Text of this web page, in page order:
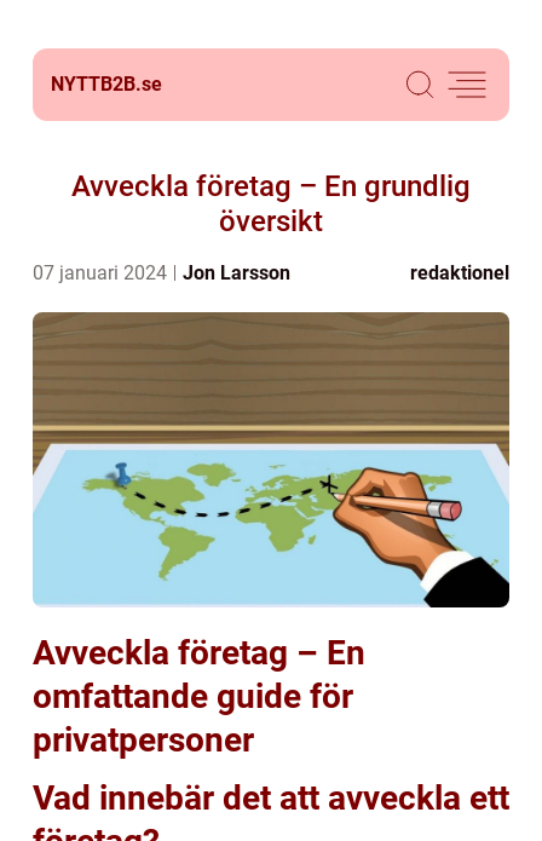
NYTTB2B.se
Avveckla företag – En grundlig
översikt
07 januari 2024 Jon Larsson redaktionel
Avveckla företag – En
omfattande guide för
privatpersoner
Vad innebär det att avveckla ett